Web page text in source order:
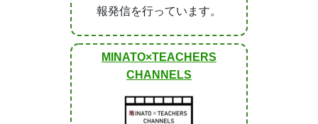
報発信を行っています。
MINATO×TEACHERS
CHANNELS